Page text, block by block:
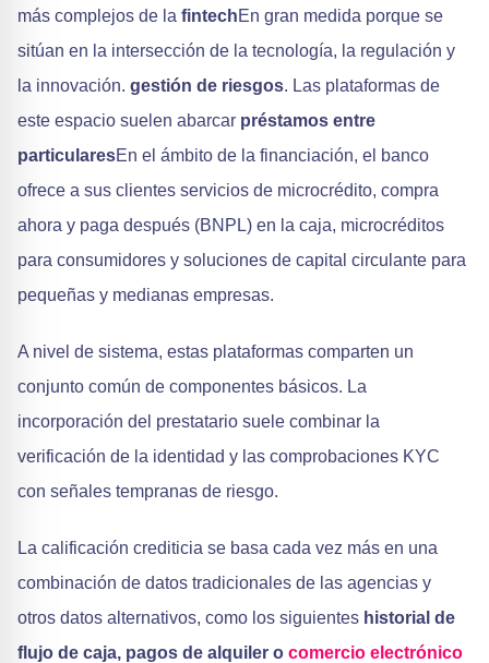
más complejos de la fintechEn gran medida porque se
sitúan en la intersección de la tecnología, la regulación y
la innovación. gestión de riesgos. Las plataformas de
este espacio suelen abarcar préstamos entre
particularesEn el ámbito de la financiación, el banco
ofrece a sus clientes servicios de microcrédito, compra
ahora y paga después (BNPL) en la caja, microcréditos
para consumidores y soluciones de capital circulante para
pequeñas y medianas empresas.
A nivel de sistema, estas plataformas comparten un
conjunto común de componentes básicos. La
incorporación del prestatario suele combinar la
verificación de la identidad y las comprobaciones KYC
con señales tempranas de riesgo.
La calificación crediticia se basa cada vez más en una
combinación de datos tradicionales de las agencias y
otros datos alternativos, como los siguientes historial de
flujo de caja, pagos de alquiler o comercio electrónico